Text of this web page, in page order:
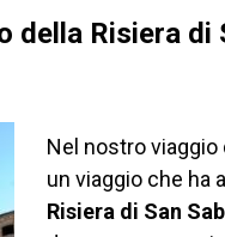
della Risiera
Nel nostro viaggio
un viaggio che ha
Risiera di San